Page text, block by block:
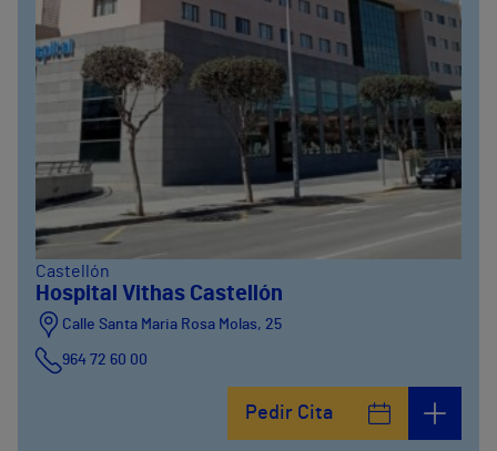
Castellón
Hospital Vithas Castellón
Calle Santa Maria Rosa Molas, 25
964 72 60 00
Pedir Cita